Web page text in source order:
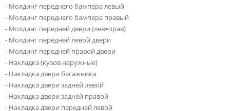
- Молдинг переднего бампера левый
- Молдинг переднего бампера правый
- Молдинг передней двери (лев=прав)
- Молдинг передней левой двери
- Молдинг передней правой двери
- Накладка (кузов наружные)
- Накладка двери багажника
- Накладка двери задней левой
- Накладка двери задней правой
- Накладка двери передней левой